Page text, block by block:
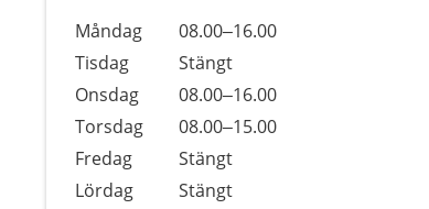
Dag
Öppettider
Kommentarer
Måndag
08.00–16.00
Tisdag
Stängt
Onsdag
08.00–16.00
Torsdag
08.00–15.00
Fredag
Stängt
Lördag
Stängt